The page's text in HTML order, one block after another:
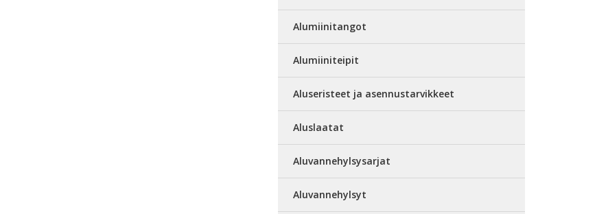
Alumiinitangot
Alumiiniteipit
Aluseristeet ja asennustarvikkeet
Aluslaatat
Aluvannehylsysarjat
Aluvannehylsyt